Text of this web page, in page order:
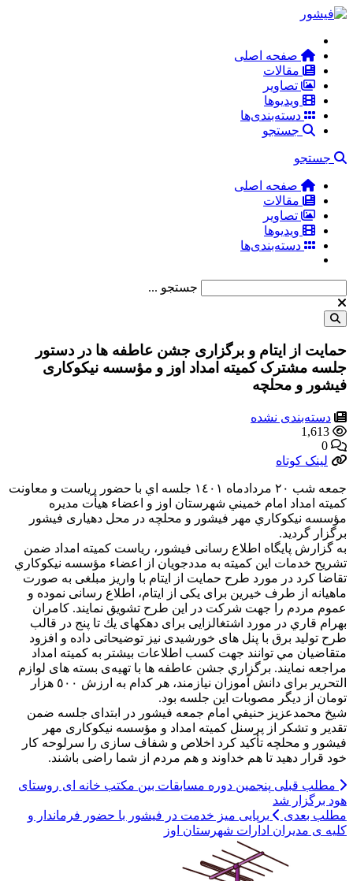
صفحه اصلی
مقالات
تصاویر
ویدیوها
دسته‌بندی‌ها
جستجو
جستجو
صفحه اصلی
مقالات
تصاویر
ویدیوها
دسته‌بندی‌ها
جستجو ...
حمایت از ایتام و برگزاری جشن عاطفه ها در دستور
جلسه مشترک کمیته امداد اوز و مؤسسه نیکوکاری
فیشور و محلچه
دسته‌بندی نشده
1,613
0
لینک کوتاه
جمعه شب ٢٠ مردادماه ١٤٠١ جلسه اي با حضور رياست و معاونت
كميته امداد امام خميني شهرستان اوز و اعضاء هيأت مديره
مؤسسه نيكوكاري مهر فيشور و محلچه در محل دهياری فيشور
برگزار گرديد.
به گزارش پايگاه اطلاع رسانی فيشور، رياست كميته امداد ضمن
تشريح خدمات اين كميته به مددجويان از اعضاء مؤسسه نيكوكاري
تقاضا كرد در مورد طرح حمايت از ايتام با واريز مبلغی به صورت
ماهيانه از طرف خيرين برای يكی از ايتام، اطلاع رسانی نموده و
عموم مردم را جهت شركت در اين طرح تشويق نمايند. كامران
بهرام قاري در مورد اشتغالزايی برای دهكهای يك تا پنج در قالب
طرح توليد برق با پنل های خورشيدی نيز توضيحاتی داده و افزود
متقاضيان مي توانند جهت كسب اطلاعات بيشتر به كميته امداد
مراجعه نمايند. برگزاري جشن عاطفه ها با تهيه‌ی بسته های لوازم
التحرير برای دانش آموزان نيازمند، هر كدام به ارزش ٥٠٠ هزار
تومان از ديگر مصوبات اين جلسه بود.
شيخ محمدعزيز حنيفي امام جمعه فيشور در ابتدای جلسه ضمن
تقدير و تشكر از پرسنل كميته امداد و مؤسسه نيكوكاری مهر
فيشور و محلچه تأكيد كرد اخلاص و شفاف سازی را سرلوحه كار
خود قرار دهيد تا هم خداوند و هم مردم از شما راضی باشند.
مطلب قبلی پنجمین دوره مسابقات بین مکتب خانه ای روستای
هود برگزار شد
مطلب بعدی
برپایی میز خدمت در فیشور با حضور فرماندار و
کلیه ی مدیران ادارات شهرستان اوز